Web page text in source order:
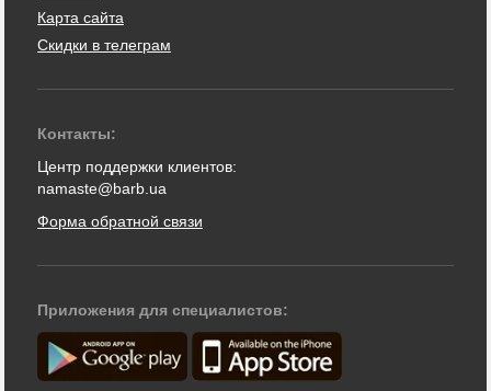
Карта сайта
Скидки в телеграм
Контакты:
Центр поддержки клиентов:
namaste@barb.ua
Форма обратной связи
Приложения для специалистов: